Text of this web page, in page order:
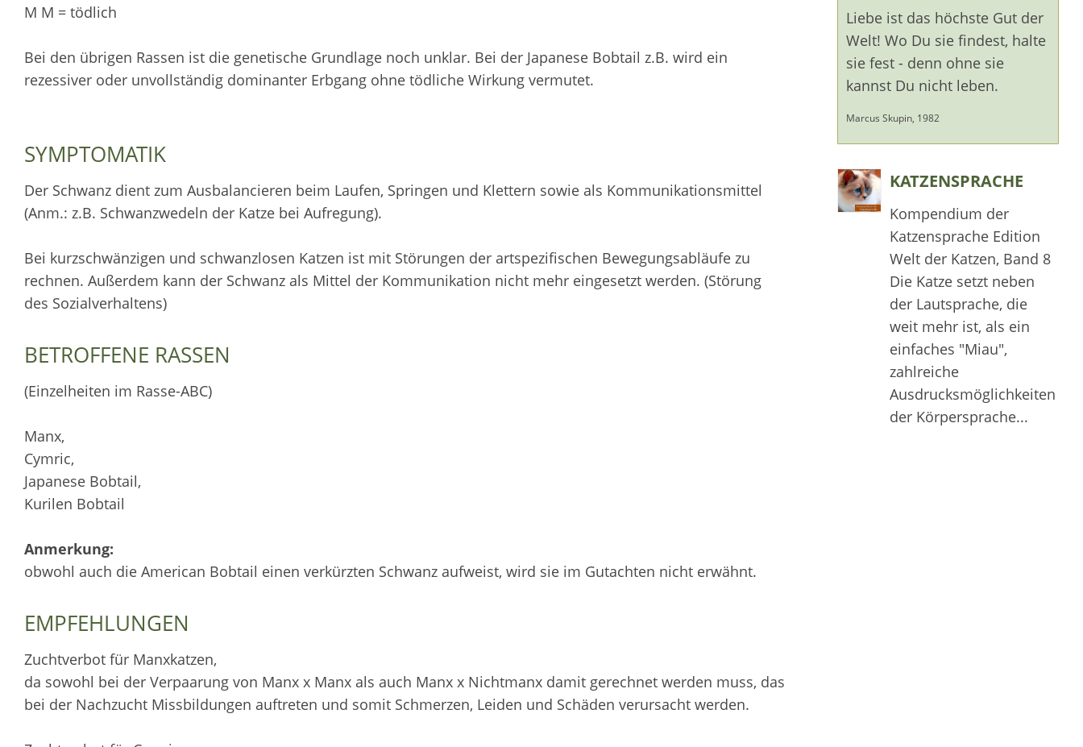
M M = tödlich
Bei den übrigen Rassen ist die genetische Grundlage noch unklar. Bei der Japanese Bobtail z.B. wird ein
rezessiver oder unvollständig dominanter Erbgang ohne tödliche Wirkung vermutet.
SYMPTOMATIK
Der Schwanz dient zum Ausbalancieren beim Laufen, Springen und Klettern sowie als Kommunikationsmittel
(Anm.: z.B. Schwanzwedeln der Katze bei Aufregung).
Bei kurzschwänzigen und schwanzlosen Katzen ist mit Störungen der artspezifischen Bewegungsabläufe zu
rechnen. Außerdem kann der Schwanz als Mittel der Kommunikation nicht mehr eingesetzt werden. (Störung
des Sozialverhaltens)
BETROFFENE RASSEN
(Einzelheiten im Rasse-ABC)
Manx,
Cymric,
Japanese Bobtail,
Kurilen Bobtail
Anmerkung:
obwohl auch die American Bobtail einen verkürzten Schwanz aufweist, wird sie im Gutachten nicht erwähnt.
EMPFEHLUNGEN
Zuchtverbot für Manxkatzen,
da sowohl bei der Verpaarung von Manx x Manx als auch Manx x Nichtmanx damit gerechnet werden muss, das
bei der Nachzucht Missbildungen auftreten und somit Schmerzen, Leiden und Schäden verursacht werden.
Liebe ist das höchste Gut der
Welt! Wo Du sie findest, halte
sie fest - denn ohne sie
kannst Du nicht leben.
Marcus Skupin, 1982
KATZENSPRACHE
Kompendium der
Katzensprache Edition
Welt der Katzen, Band 8
Die Katze setzt neben
der Lautsprache, die
weit mehr ist, als ein
einfaches "Miau",
zahlreiche
Ausdrucksmöglichkeiten
der Körpersprache...